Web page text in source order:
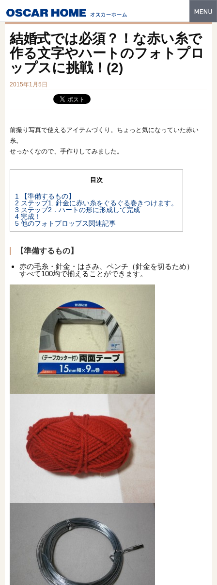
特長
性能・技術
建築実例
フォトギャラリー
販売中の物件
土地情報
オンライン相談会
結婚式では必須？！な赤い糸で
作る文字やハートのフォトプロ
ップスに挑戦！(2)
2015年1月5日
前撮り写真で使えるアイテムづくり。ちょっと気になっていた赤い
糸。
せっかくなので、手作りしてみました。
目次
1
【準備するもの】
2 ステップ1. 針金に赤い糸をぐるぐる巻きつけます。
3 ステップ2．ハートの形に形成して完成
4 完成！
5 他のフォトプロップス関連記事
【準備するもの】
赤の毛糸・針金・はさみ、ペンチ（針金を切るため）
すべて100均で揃えることができます。